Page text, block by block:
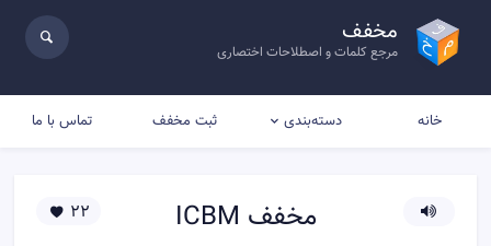
مخفف
مرجع کلمات و اصطلاحات اختصاری
خانه دسته‌بندی ثبت مخفف تماس با ما
مخفف ICBM
22